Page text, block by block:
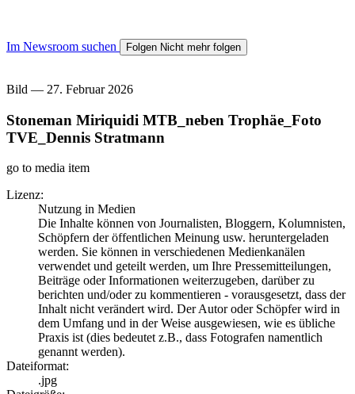
Im Newsroom suchen Folgen Nicht mehr folgen
Bild — 27. Februar 2026
Stoneman Miriquidi MTB_neben Trophäe_Foto
TVE_Dennis Stratmann
go to media item
Lizenz:
Nutzung in Medien
Die Inhalte können von Journalisten, Bloggern, Kolumnisten,
Schöpfern der öffentlichen Meinung usw. heruntergeladen
werden. Sie können in verschiedenen Medienkanälen
verwendet und geteilt werden, um Ihre Pressemitteilungen,
Beiträge oder Informationen weiterzugeben, darüber zu
berichten und/oder zu kommentieren - vorausgesetzt, dass der
Inhalt nicht verändert wird. Der Autor oder Schöpfer wird in
dem Umfang und in der Weise ausgewiesen, wie es übliche
Praxis ist (dies bedeutet z.B., dass Fotografen namentlich
genannt werden).
Dateiformat:
.jpg